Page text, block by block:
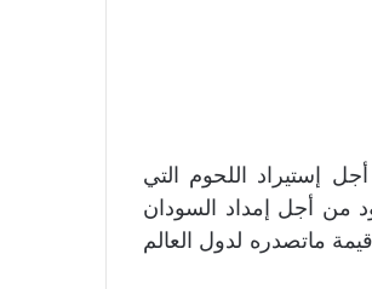
إستيراد اللحوم التي
من أجل إمداد السودان
ماتصدره لدول العالم